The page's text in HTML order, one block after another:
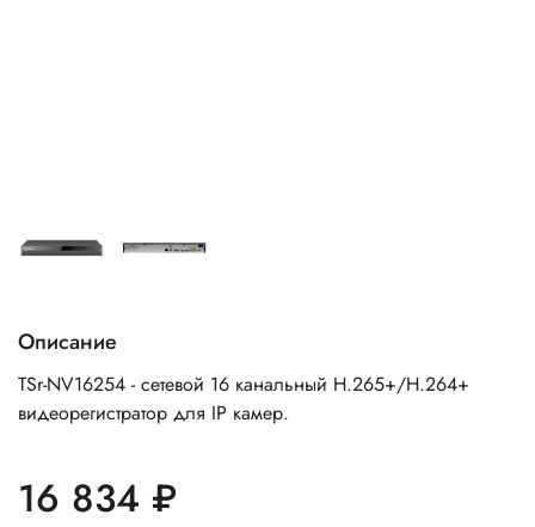
Описание
TSr-NV16254 - сетевой 16 канальный H.265+/H.264+
видеорегистратор для IP камер.
16 834 ₽